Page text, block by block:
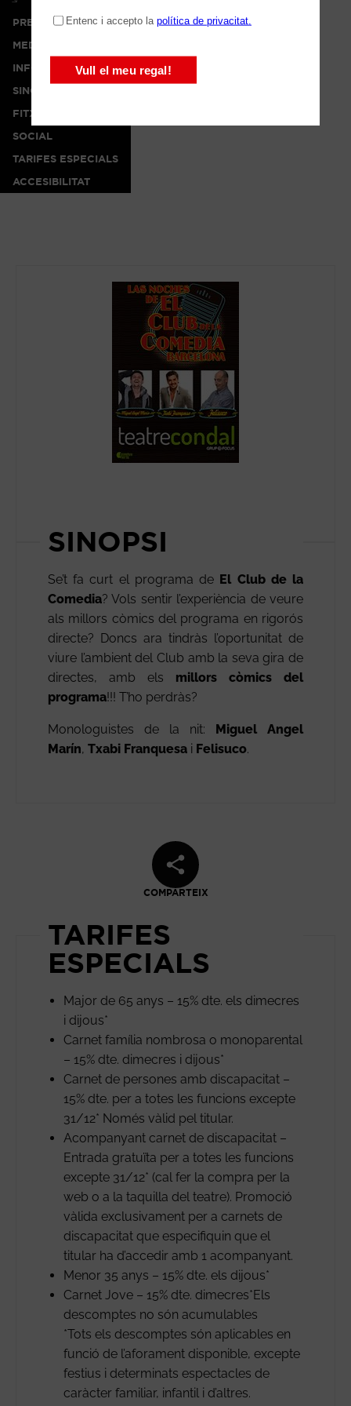
PREMSA
MEDIA
INFO
SINOPSI
FITXA ARTÍSTICA
SOCIAL
TARIFES ESPECIALS
ACCESIBILITAT
SINOPSI
Se’t fa curt el programa de El Club de la
Comedia? Vols sentir l’experiència de veure
als millors còmics del programa en rigorós
directe? Doncs ara tindràs l’oportunitat de
viure l’ambient del Club amb la seva gira de
directes, amb els millors còmics del
programa!!! T’ho perdràs?
Monologuistes de la nit: Miguel Angel
Marín, Txabi Franquesa i Felisuco.
COMPARTEIX
TARIFES
ESPECIALS
Major de 65 anys – 15% dte. els dimecres
i dijous*
Carnet família nombrosa o monoparental
– 15% dte. dimecres i dijous*
Carnet de persones amb discapacitat –
15% dte. per a totes les funcions excepte
31/12* Només vàlid pel titular.
Acompanyant carnet de discapacitat –
Entrada gratuïta per a totes les funcions
excepte 31/12* (cal fer la compra per la
web o a la taquilla del teatre). Promoció
vàlida exclusivament per a carnets de
discapacitat que especifiquin que el
titular ha d’accedir amb 1 acompanyant.
Menor 35 anys – 15% dte. els dijous*
Carnet Jove – 15% dte. dimecres*Els
descomptes no són acumulables
*Tots els descomptes són aplicables en
funció de l’aforament disponible, excepte
festius i determinats espectacles de
caràcter familiar, infantil i d’altres.